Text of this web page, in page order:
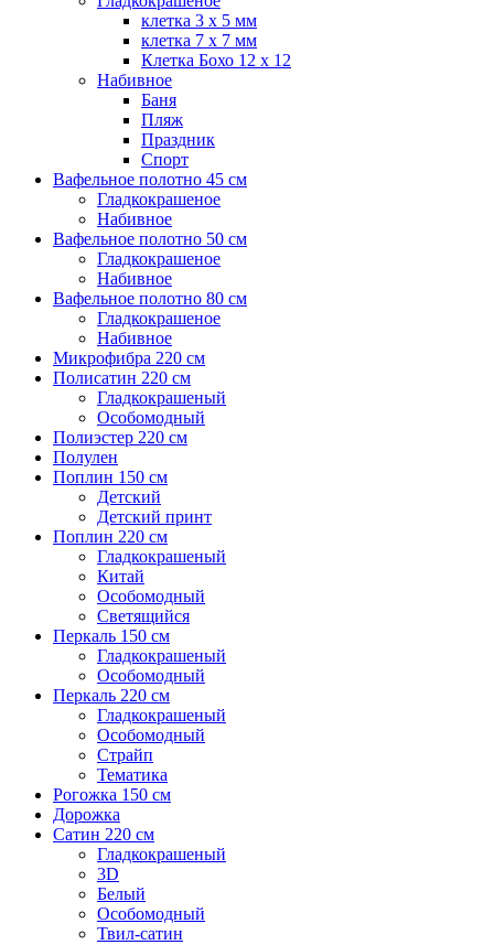
клетка 3 х 5 мм
клетка 7 х 7 мм
Клетка Бохо 12 x 12
Набивное
Баня
Пляж
Праздник
Спорт
Вафельное полотно 45 см
Гладкокрашеное
Набивное
Вафельное полотно 50 см
Гладкокрашеное
Набивное
Вафельное полотно 80 см
Гладкокрашеное
Набивное
Микрофибра 220 см
Полисатин 220 см
Гладкокрашеный
Особомодный
Полиэстер 220 см
Полулен
Поплин 150 см
Детский
Детский принт
Поплин 220 см
Гладкокрашеный
Китай
Особомодный
Светящийся
Перкаль 150 см
Гладкокрашеный
Особомодный
Перкаль 220 см
Гладкокрашеный
Особомодный
Страйп
Тематика
Рогожка 150 см
Дорожка
Сатин 220 см
Гладкокрашеный
3D
Белый
Особомодный
Твил-сатин